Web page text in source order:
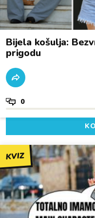
Bijela košulja:
prigodu
0
KVIZ